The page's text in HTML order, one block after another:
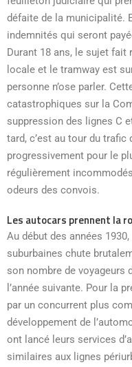
défaite de la municipalité.
indemnités qui seront
Durant 18 ans, le sujet fait
locale et le tramway est
personne n’ose parler.
catastrophiques sur la
suppression des lignes C
tard, c’est au tour du
progressivement pour le
régulièrement
odeurs des convois.
Les autocars prennent la
Au début des années
suburbaines chute
son nombre de voyageurs
l’année suivante. Pour la
par un concurrent plus
développement de
ont lancé leurs services
similaires aux lignes